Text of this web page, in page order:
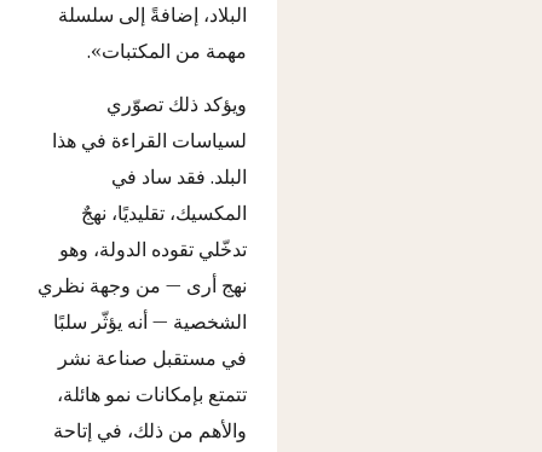
البلاد، إضافةً إلى سلسلة
مهمة من المكتبات».
ويؤكد ذلك تصوّري
لسياسات القراءة في هذا
البلد. فقد ساد في
المكسيك، تقليديًا، نهجٌ
تدخّلي تقوده الدولة، وهو
نهج أرى — من وجهة نظري
الشخصية — أنه يؤثّر سلبًا
في مستقبل صناعة نشر
تتمتع بإمكانات نمو هائلة،
والأهم من ذلك، في إتاحة